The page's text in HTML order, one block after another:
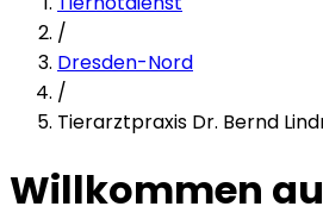
/
Dresden-Nord
/
Tierarztpraxis Dr. Bernd
Willkommen